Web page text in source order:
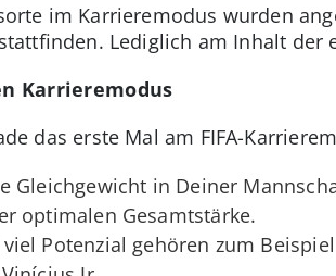
im Karrieremodus wurden
Lediglich am Inhalt der
Karrieremodus
das erste Mal am FIFA-
Gleichgewicht in Deiner
optimalen Gesamtstärke.
Potenzial gehören zum